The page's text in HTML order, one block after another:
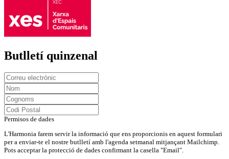
Butlletí quinzenal
Permisos de dades
L'Harmonia farem servir la informació que ens proporcionis en aquest formulari
per a enviar-te el nostre butlletí amb l'agenda setmanal mitjançant Mailchimp.
Pots acceptar la protecció de dades confirmant la casella "Email".